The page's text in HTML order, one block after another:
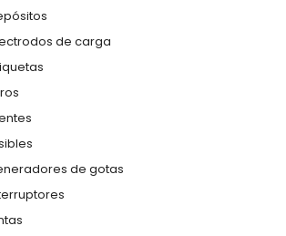
de carga
de gotas